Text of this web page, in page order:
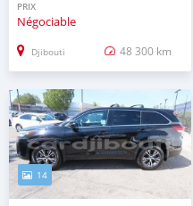
PRIX
Négociable
Djibouti 48 300 km
14